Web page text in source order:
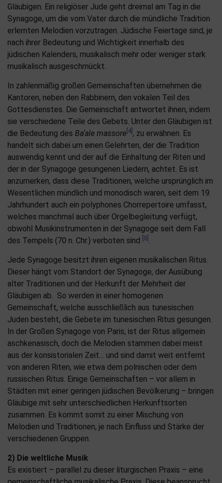
Gläubigen. Ein religiöser Jude geht dreimal am Tag in die
Synagoge, um die vom Vater durch die mündliche Tradition
erlernten Melodien vorzutragen. Jüdische Feiertage sind, je
nach ihrer Bedeutung und Wichtigkeit innerhalb des
jüdischen Kalenders, musikalisch mehr oder weniger stark
musikalisch ausgeschmückt.
In zahlenmäßig großen Gemeinschaften übernehmen die
Kantoren, neben den Rabbinern, den vokalen Teil des
Gottesdienstes. Die Gemeinschaft antwortet ihnen, indem
sie verschiedene Teile des Gebets. Unter den Gläubigen ist
die Bedeutung des Ba‘ale massore [4] , zu erwähnen. Es
handelt sich dabei um einen Gelehrten, der die Tradition
auswendig kennt und der auf die Einhaltung der Riten und
der in der Synagoge gesungenen Liedern, achtet. Es ist
anzumerken, dass diese Traditionen, welche ursprünglich im
Wesentlichen mündlich und monodisch waren, seit dem 19.
Jahrhundert auch ein polyphones Chorrepertoire umfasst,
welches manchmal auch über Orgelbegleitung verfügt,
obwohl Musikinstrumenten in der Synagoge seit dem Fall
des Tempels (70 n. Chr.) verboten sind
[5] .
Jede Synagoge besitzt ihren eigenen musikalischen Ritus.
Dieser hängt vom Standort der Synagoge, der Ausübung
alter Traditionen und der Herkunft der Mehrheit der
Gläubigen ab. So werden in einer homogenen
Gemeinschaft, welche ausschließlich aus tunesischen
Juden besteht, die Gebete im tunesischen Ritus gesungen.
In der Großen Synagoge von Paris, ist der Ritus allgemein
aschkenasisch, doch die Melodien stammen dabei meist
aus der konsistorialen Zeit… und sind damit weit entfernt
von anderen Riten, wie etwa dem polnischen oder dem
russischen Ritus. Einige Gemeinschaften – vor allem in
Städten mit einer geringen jüdischen Bevölkerung – bringen
Gläubige mit sehr unterschiedlichen Herkunftsorten
zusammen. Es kommt somit zu einer Mischung von
Melodien und Traditionen, je nach Einfluss und Stärke der
verschiedenen Gruppen.
2) Die weltliche Musik
Es existiert – parallel zu dieser liturgischen Praxis – eine